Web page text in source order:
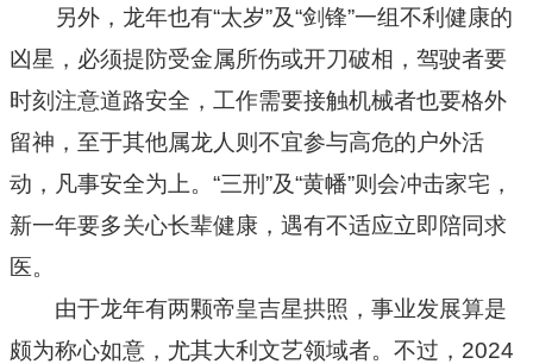
另外，龙年也有“太岁”及“剑锋”一组不利健康的
凶星，必须提防受金属所伤或开刀破相，驾驶者要
时刻注意道路安全，工作需要接触机械者也要格外
留神，至于其他属龙人则不宜参与高危的户外活
动，凡事安全为上。“三刑”及“黄幡”则会冲击家宅，
新一年要多关心长辈健康，遇有不适应立即陪同求
医。
由于龙年有两颗帝皇吉星拱照，事业发展算是
颇为称心如意，尤其大利文艺领域者。不过，2024